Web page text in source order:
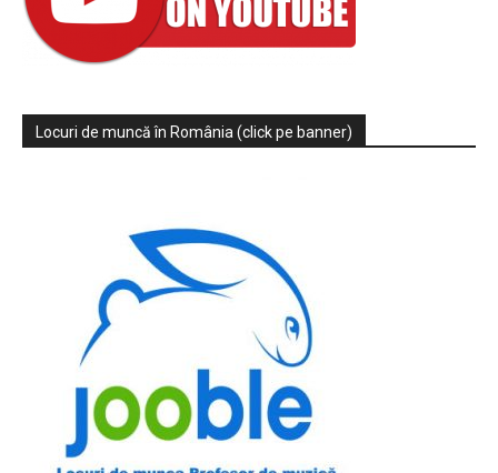
Locuri de muncă în România (click pe banner)